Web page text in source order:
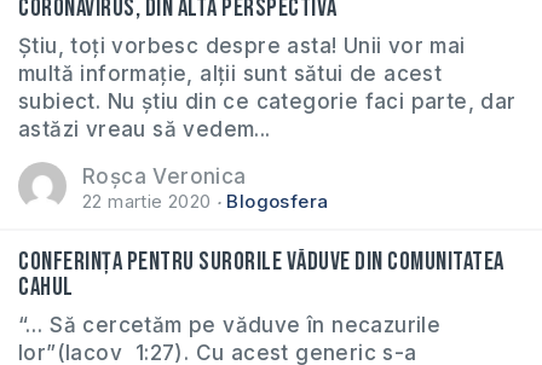
Coronavirus, din altă perspectivă
Știu, toți vorbesc despre asta! Unii vor mai
multă informație, alții sunt sătui de acest
subiect. Nu știu din ce categorie faci parte, dar
astăzi vreau să vedem...
Roșca Veronica
22 martie 2020 Blogosfera
Conferința pentru surorile văduve din comunitatea
Cahul
“… Să cercetăm pe văduve în necazurile
lor”(Iacov 1:27). Cu acest generic s-a